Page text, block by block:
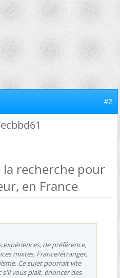
#2
la recherche pour
en France
de préférence,
mixtes, France/étranger,
Ce sujet pourrait vite
vous plait, énoncer des